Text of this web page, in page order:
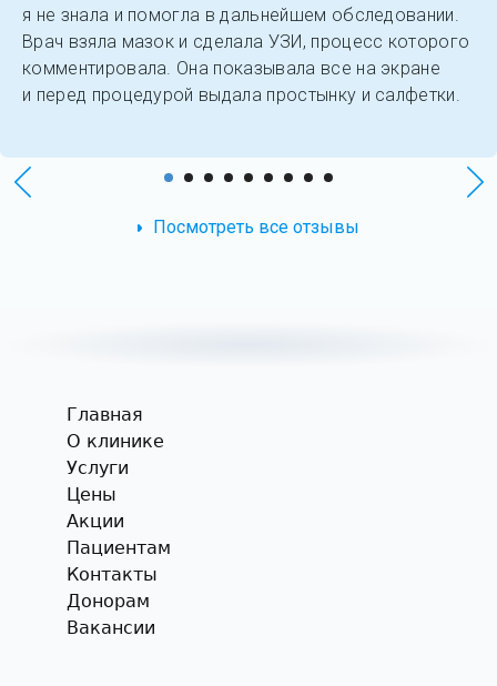
я не знала и помогла в дальнейшем обследовании.
Врач взяла мазок и сделала УЗИ, процесс которого
комментировала. Она показывала все на экране
и перед процедурой выдала простынку и салфетки.
Посмотреть все отзывы
Главная
О клинике
Услуги
Цены
Акции
Пациентам
Контакты
Донорам
Вакансии